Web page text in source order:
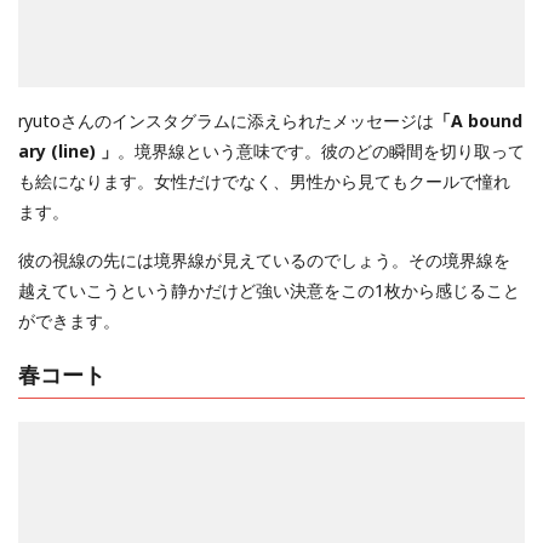
ryutoさんのインスタグラムに添えられたメッセージは 「A bound
ary (line) 」 。境界線という意味です。彼のどの瞬間を切り取って
も絵になります。女性だけでなく、男性から見てもクールで憧れ
ます。
彼の視線の先には境界線が見えているのでしょう。その境界線を
越えていこうという静かだけど強い決意をこの1枚から感じること
ができます。
春コート